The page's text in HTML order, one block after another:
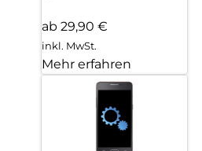
ab 29,90 €
inkl. MwSt.
Mehr erfahren